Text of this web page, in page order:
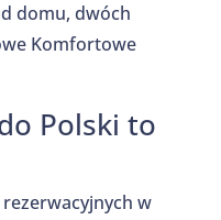
domu, dwóch
Komfortowe
Polski to
w